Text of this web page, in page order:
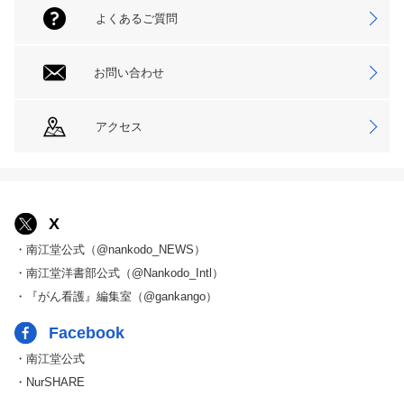
よくあるご質問
お問い合わせ
アクセス
X
・南江堂公式（@nankodo_NEWS）
・南江堂洋書部公式（@Nankodo_Intl）
・『がん看護』編集室（@gankango）
Facebook
・南江堂公式
・NurSHARE